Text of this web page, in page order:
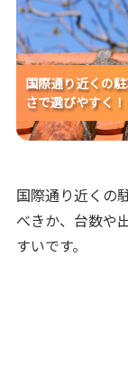
国際通り近くの
さで選びやすく！
国際通り近くの
さで選びやすく！
国際通り近くの
さで選びやすく！
国際通り近くの
べきか、台数や
すいです。